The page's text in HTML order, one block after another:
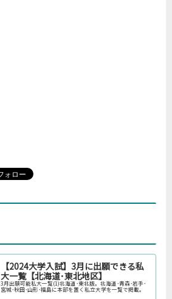
【2024大学入試】3月に出願できる私
大一覧【北海道･東北地区】
3月出願可能私大一覧(1)北海道･東北版。北海道･青森･岩手･
宮城･秋田･山形･福島に本部を置く私立大学を一覧で掲載。